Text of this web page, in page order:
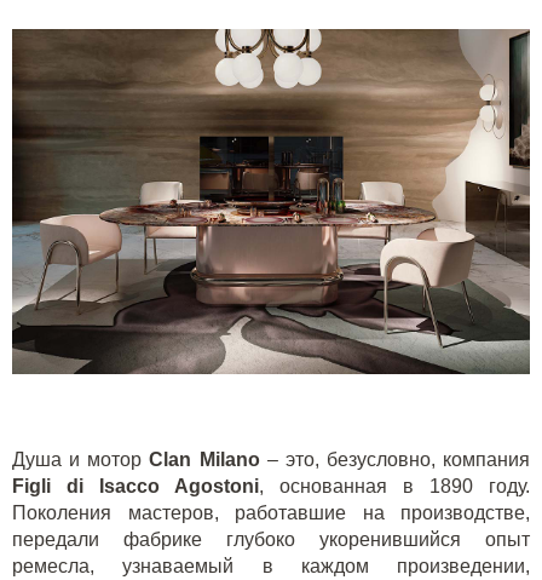
Душа и моторClan Milano– это, безусловно, компания
Figli di Isacco Agostoni, основанная в 1890 году.
Поколения мастеров, работавшие на производстве,
передали фабрике глубоко укоренившийся опыт
ремесла, узнаваемый в каждом произведении,